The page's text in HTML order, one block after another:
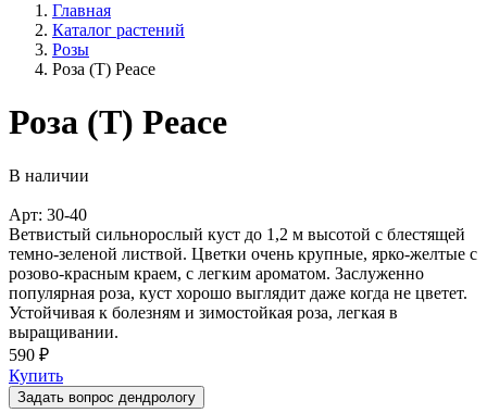
Главная
Каталог растений
Розы
Роза (T) Peace
Роза (T) Peace
В наличии
Арт: 30-40
Ветвистый сильнорослый куст до 1,2 м высотой с блестящей
темно-зеленой листвой. Цветки очень крупные, ярко-желтые с
розово-красным краем, с легким ароматом. Заслуженно
популярная роза, куст хорошо выглядит даже когда не цветет.
Устойчивая к болезням и зимостойкая роза, легкая в
выращивании.
590 ₽
Купить
Задать вопрос дендрологу